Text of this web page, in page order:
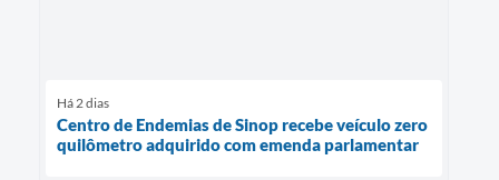
Há 2 dias
Centro de Endemias de Sinop recebe veículo zero
quilômetro adquirido com emenda parlamentar